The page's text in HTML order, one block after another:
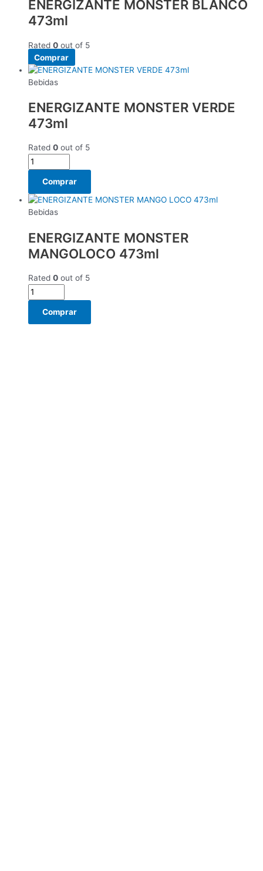
ENERGIZANTE MONSTER BLANCO
473ml
Rated 0 out of 5
Comprar
Bebidas
ENERGIZANTE MONSTER VERDE
473ml
Rated 0 out of 5
Comprar
Bebidas
ENERGIZANTE MONSTER
MANGOLOCO 473ml
Rated 0 out of 5
Comprar